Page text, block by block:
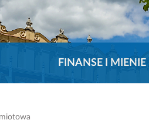
FINANSE I MIENIE